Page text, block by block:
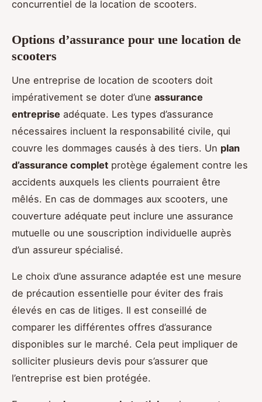
concurrentiel de la location de scooters.
Options d’assurance pour une location de
scooters
Une entreprise de location de scooters doit
impérativement se doter d’une assurance
entreprise adéquate. Les types d’assurance
nécessaires incluent la responsabilité civile, qui
couvre les dommages causés à des tiers. Un plan
d’assurance complet protège également contre les
accidents auxquels les clients pourraient être
mêlés. En cas de dommages aux scooters, une
couverture adéquate peut inclure une assurance
mutuelle ou une souscription individuelle auprès
d’un assureur spécialisé.
Le choix d’une assurance adaptée est une mesure
de précaution essentielle pour éviter des frais
élevés en cas de litiges. Il est conseillé de
comparer les différentes offres d’assurance
disponibles sur le marché. Cela peut impliquer de
solliciter plusieurs devis pour s’assurer que
l’entreprise est bien protégée.